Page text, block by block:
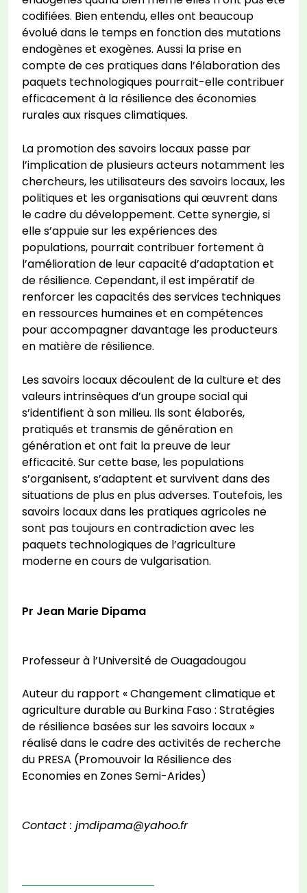
codifiées. Bien entendu, elles ont beaucoup
évolué dans le temps en fonction des mutations
endogènes et exogènes. Aussi la prise en
compte de ces pratiques dans l’élaboration des
paquets technologiques pourrait-elle contribuer
efficacement à la résilience des économies
rurales aux risques climatiques.
La promotion des savoirs locaux passe par
l’implication de plusieurs acteurs notamment les
chercheurs, les utilisateurs des savoirs locaux, les
politiques et les organisations qui œuvrent dans
le cadre du développement. Cette synergie, si
elle s’appuie sur les expériences des
populations, pourrait contribuer fortement à
l’amélioration de leur capacité d’adaptation et
de résilience. Cependant, il est impératif de
renforcer les capacités des services techniques
en ressources humaines et en compétences
pour accompagner davantage les producteurs
en matière de résilience.
Les savoirs locaux découlent de la culture et des
valeurs intrinsèques d’un groupe social qui
s’identifient à son milieu. Ils sont élaborés,
pratiqués et transmis de génération en
génération et ont fait la preuve de leur
efficacité. Sur cette base, les populations
s’organisent, s’adaptent et survivent dans des
situations de plus en plus adverses. Toutefois, les
savoirs locaux dans les pratiques agricoles ne
sont pas toujours en contradiction avec les
paquets technologiques de l’agriculture
moderne en cours de vulgarisation.
Pr Jean Marie Dipama
Professeur à l’Université de Ouagadougou
Auteur du rapport « Changement climatique et
agriculture durable au Burkina Faso : Stratégies
de résilience basées sur les savoirs locaux »
réalisé dans le cadre des activités de recherche
du PRESA (Promouvoir la Résilience des
Economies en Zones Semi-Arides)
Contact : jmdipama@yahoo.fr